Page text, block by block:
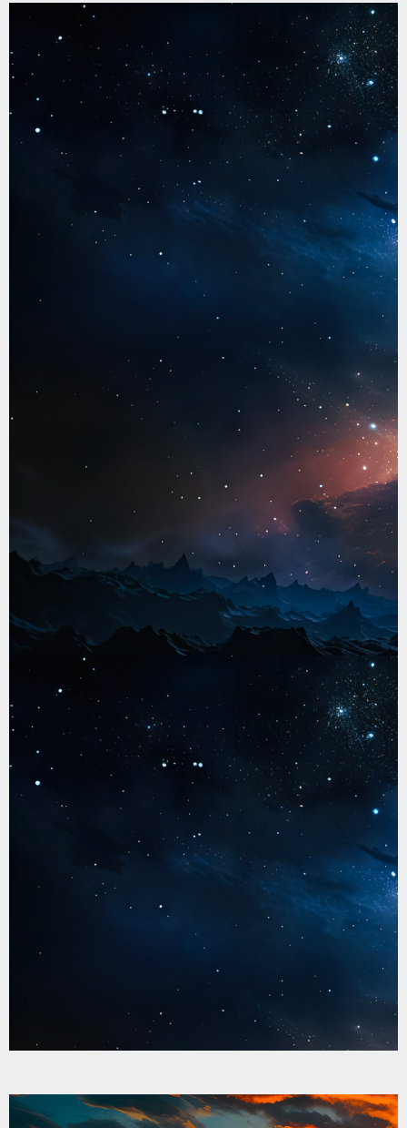
れど、働くことを夢みていい。
毎日違う場所があるって、すばらしい。でも、
それが”働く場”じゃなくてもいい。
はりま福祉会には、いろいろな仲間がいる。
毎日、少しずつ作業ができるようになってきた
人。
まだ仕事には不安があるけど、ここに来ること
で笑顔が増えた人。
就職という目標に向かって、今できることに取
り組んでいる人。
仲間とおしゃべりすることが、何よりの楽しみ
ここは、「働きたい」人の背中を押す場所でも
あり、「安心したい」人が安心できる場所でも
将来、就職して社会で活躍する人もいるでしょ
う。今のまま、自分のペースで日々を大切に過
ごす人もいるでしょう。
どちらも、自分で選んだ「人生」
だから私たちは、どちらも心から応援します。
ー「就職」「ここにいる
だけでいい」どちらも大
切にできる福祉へー
はりま福祉会は、就職できる力を育みながら
も、「無理をしない」選択にも寄り添っていき
焦らず、一緒に考え、一緒に歩く福祉でありた
3年先5年先も
誰もが「ここにいてよかった」と思える未来を
「小さな挑戦」
未来を変えるのは「小さな挑戦」から
「働いてみたい」「社会とつながりたい」
タートライン。